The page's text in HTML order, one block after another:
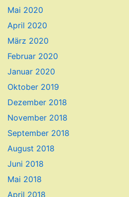
Mai 2020
April 2020
März 2020
Februar 2020
Januar 2020
Oktober 2019
Dezember 2018
November 2018
September 2018
August 2018
Juni 2018
Mai 2018
April 2018